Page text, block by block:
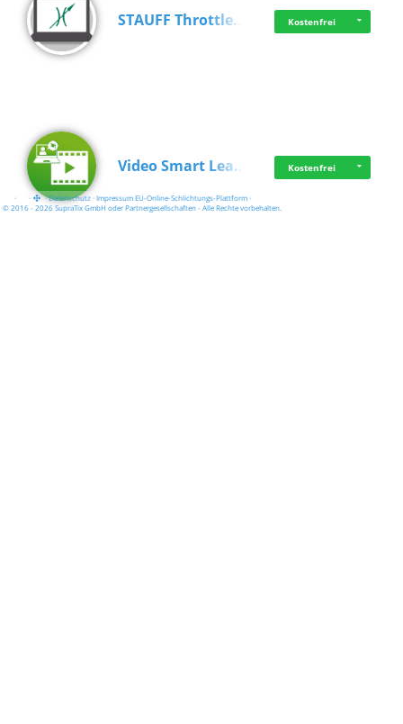
STAUFF Throttle… Kostenfrei
Video Smart Lea… Kostenfrei
· · ·Datenschutz·Impressum EU-Online-Schlichtungs-Plattform·
© 2016 - 2026 SupraTix GmbH oder Partnergesellschaften - Alle Rechte vorbehalten.